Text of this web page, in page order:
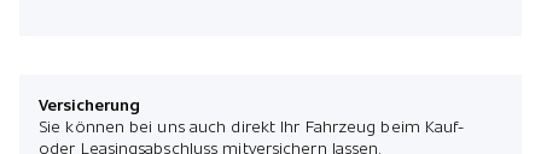
Versicherung
Sie können bei uns auch direkt Ihr Fahrzeug beim Kauf-
oder Leasingsabschluss mitversichern lassen.